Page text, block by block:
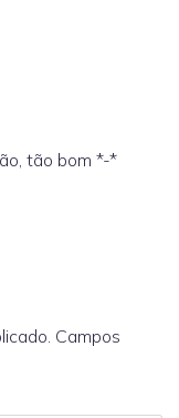
tão bom *-*
Campos